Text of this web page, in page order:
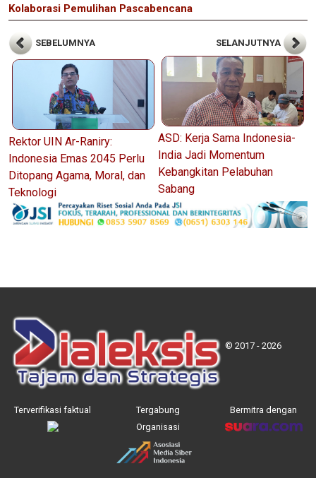
Kolaborasi Pemulihan Pascabencana
SEBELUMNYA
Rektor UIN Ar-Raniry:
Indonesia Emas 2045 Perlu
Ditopang Agama, Moral, dan
Teknologi
SELANJUTNYA
ASD: Kerja Sama Indonesia-
India Jadi Momentum
Kebangkitan Pelabuhan
Sabang
© 2017 - 2026
Terverifikasi faktual
Tergabung
Organisasi
Bermitra dengan